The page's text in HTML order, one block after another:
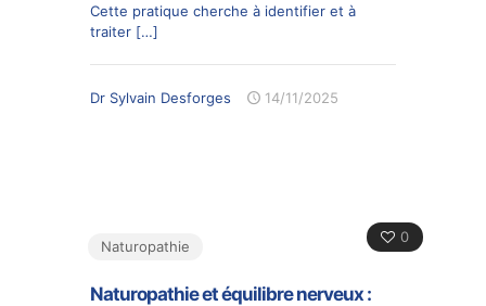
Cette pratique cherche à identifier et à
traiter […]
Dr Sylvain Desforges 14/11/2025
0
Naturopathie
Naturopathie et équilibre nerveux :